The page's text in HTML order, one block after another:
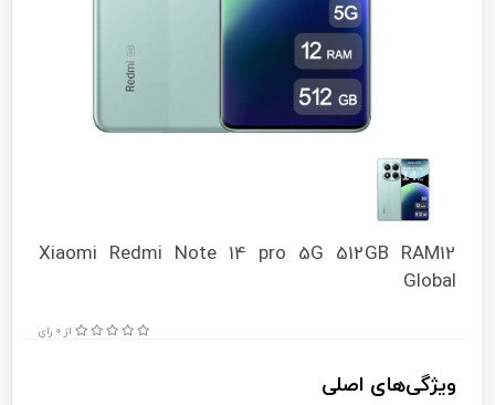
Xiaomi Redmi Note 14 pro 5G 512GB RAM12
Global
از 0 رای
ویژگی‌های اصلی